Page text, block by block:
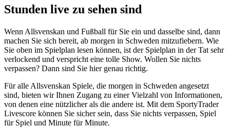
Stunden live zu sehen sind
Wenn Allsvenskan und Fußball für Sie ein und dasselbe sind, dann
machen Sie sich bereit, ab morgen in Schweden mitzufiebern. Wie
Sie oben im Spielplan lesen können, ist der Spielplan in der Tat sehr
verlockend und verspricht eine tolle Show. Wollen Sie nichts
verpassen? Dann sind Sie hier genau richtig.
Für alle Allsvenskan Spiele, die morgen in Schweden angesetzt
sind, bieten wir Ihnen Zugang zu einer Vielzahl von Informationen,
von denen eine nützlicher als die andere ist. Mit dem SportyTrader
Livescore können Sie sicher sein, dass Sie nichts verpassen, Spiel
für Spiel und Minute für Minute.